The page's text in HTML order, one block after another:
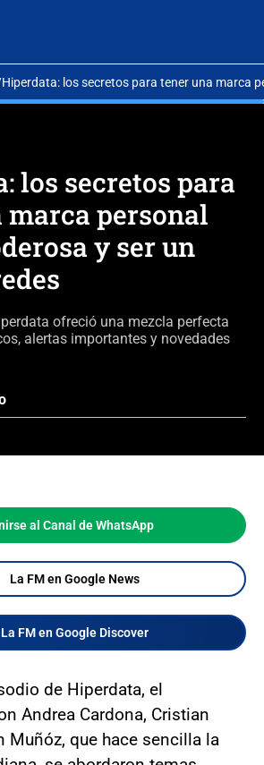
Hiperdata: los secretos para tener una marca
los secretos para
marca personal
y ser un
ofreció una mezcla perfecta
alertas importantes y novedades
al Canal de WhatsApp
La FM en Google News
La FM en Google Discover
de Hiperdata, el
Andrea Cardona, Cristian
Muñóz, que hace sencilla la